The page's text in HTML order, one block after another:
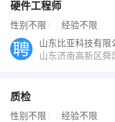
硬件工程师
性别不限 经验不限
山东比亚科技有限
山东济南高新区舜
质检
性别不限 经验不限